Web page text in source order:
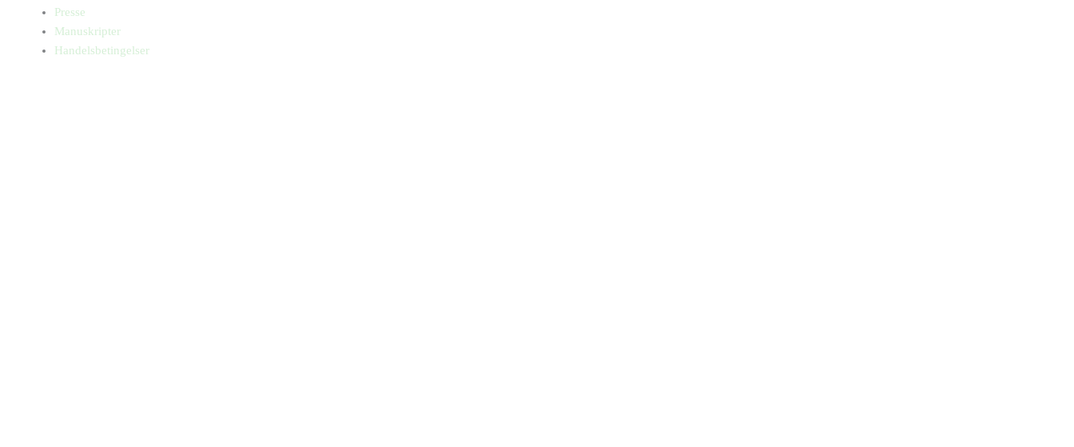
Presse
Manuskripter
Handelsbetingelser